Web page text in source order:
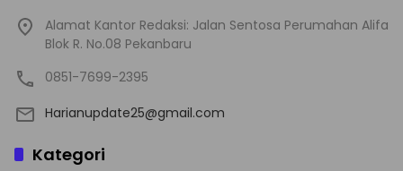
Alamat Kantor Redaksi: Jalan Sentosa Perumahan Alifa
Blok R. No.08 Pekanbaru
0851-7699-2395
Harianupdate25@gmail.com
Kategori